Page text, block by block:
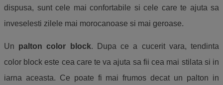
dispusa, sunt cele mai confortabile si cele care te ajuta sa
inveselesti zilele mai morocanoase si mai geroase.
Un palton color block. Dupa ce a cucerit vara, tendinta
color block este cea care te va ajuta sa fii cea mai stilata si in
iarna aceasta. Ce poate fi mai frumos decat un palton in